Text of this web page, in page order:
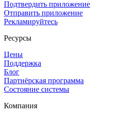
Подтвердить приложение
Отправить приложение
Рекламируйтесь
Ресурсы
Цены
Поддержка
Блог
Партнёрская программа
Состояние системы
Компания